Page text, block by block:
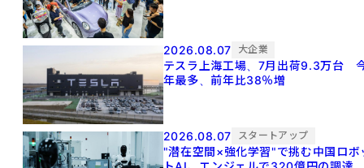
2026.08.07 大企業
テスラ上海工場、7月出荷9.3万台
年最多、前年比38％増
2026.08.07 スタートアップ
"潜在空間×強化学習"で挑む中国ロボ